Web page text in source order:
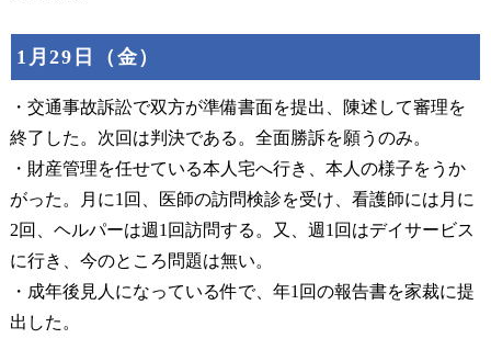
1月29日（金）
・交通事故訴訟で双方が準備書面を提出、陳述して審理を
終了した。次回は判決である。全面勝訴を願うのみ。
・財産管理を任せている本人宅へ行き、本人の様子をうか
がった。月に1回、医師の訪問検診を受け、看護師には月に
2回、ヘルパーは週1回訪問する。又、週1回はデイサービス
に行き、今のところ問題は無い。
・成年後見人になっている件で、年1回の報告書を家裁に提
出した。